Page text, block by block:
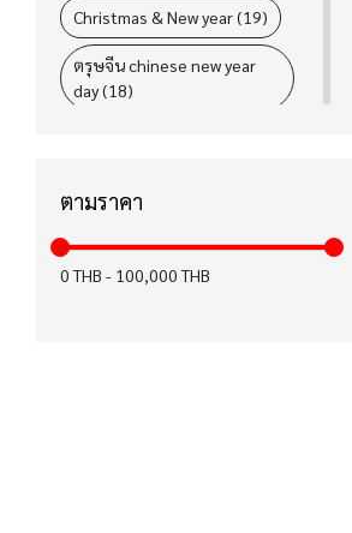
Christmas & New year (19)
ตรุษจีน chinese new year
day (18)
สำหรับคนถนัดมือซ้าย (8)
ตามราคา
0THB - 100,000THB